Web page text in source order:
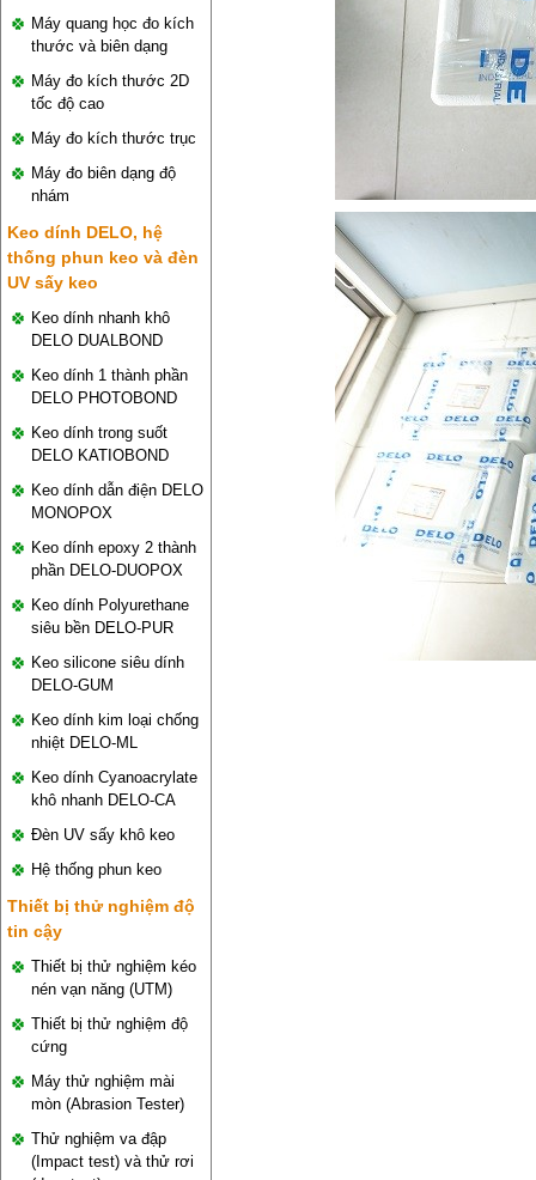
Máy quang học đo kích
thước và biên dạng
Máy đo kích thước 2D
tốc độ cao
Máy đo kích thước trục
Máy đo biên dạng độ
nhám
Keo dính DELO, hệ
thống phun keo và đèn
UV sấy keo
Keo dính nhanh khô
DELO DUALBOND
Keo dính 1 thành phần
DELO PHOTOBOND
Keo dính trong suốt
DELO KATIOBOND
Keo dính dẫn điện DELO
MONOPOX
Keo dính epoxy 2 thành
phần DELO-DUOPOX
Keo dính Polyurethane
siêu bền DELO-PUR
Keo silicone siêu dính
DELO-GUM
Keo dính kim loại chống
nhiệt DELO-ML
Keo dính Cyanoacrylate
khô nhanh DELO-CA
Đèn UV sấy khô keo
Hệ thống phun keo
Thiết bị thử nghiệm độ
tin cậy
Thiết bị thử nghiệm kéo
nén vạn năng (UTM)
Thiết bị thử nghiệm độ
cứng
Máy thử nghiệm mài
mòn (Abrasion Tester)
Thử nghiệm va đập
(Impact test) và thử rơi